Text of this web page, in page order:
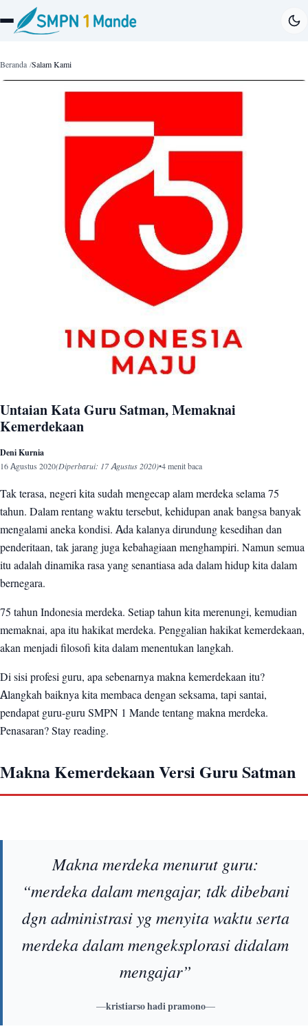
Beranda Salam Kami
Untaian Kata Guru Satman, Memaknai
Kemerdekaan
Deni Kurnia
16 Agustus 2020(Diperbarui: 17 Agustus 2020)•4 menit baca
Tak terasa, negeri kita sudah mengecap alam merdeka selama 75
tahun. Dalam rentang waktu tersebut, kehidupan anak bangsa banyak
mengalami aneka kondisi. Ada kalanya dirundung kesedihan dan
penderitaan, tak jarang juga kebahagiaan menghampiri. Namun semua
itu adalah dinamika rasa yang senantiasa ada dalam hidup kita dalam
bernegara.
75 tahun Indonesia merdeka. Setiap tahun kita merenungi, kemudian
memaknai, apa itu hakikat merdeka. Penggalian hakikat kemerdekaan,
akan menjadi filosofi kita dalam menentukan langkah.
Di sisi profesi guru, apa sebenarnya makna kemerdekaan itu?
Alangkah baiknya kita membaca dengan seksama, tapi santai,
pendapat guru-guru SMPN 1 Mande tentang makna merdeka.
Penasaran? Stay reading.
Makna Kemerdekaan Versi Guru Satman
Makna merdeka menurut guru:
“merdeka dalam mengajar, tdk dibebani
dgn administrasi yg menyita waktu serta
merdeka dalam mengeksplorasi didalam
mengajar”
—kristiarso hadi pramono—